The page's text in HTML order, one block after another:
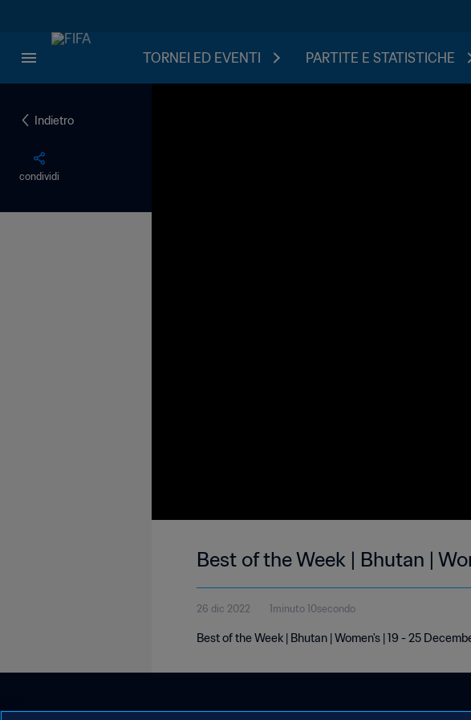
TORNEI ED EVENTI PARTITE E STATISTICHE
Indietro
condividi
Best of the Week | Bhutan |
26 dic 2022 1minuto 10secondo
Best of the Week | Bhutan | Women's | 19 - 25